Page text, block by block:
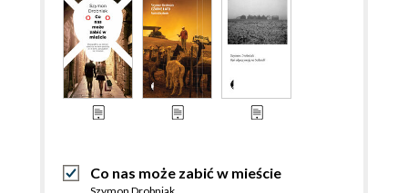
Co nas może zabić w mieście